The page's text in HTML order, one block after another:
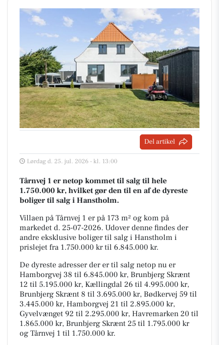
Del artikel
Lørdag d. 25. jul. 2026 - kl. 13:00
Tårnvej 1 er netop kommet til salg til hele
1.750.000 kr, hvilket gør den til en af de dyreste
boliger til salg i Hanstholm.
Villaen på Tårnvej 1 er på 173 m² og kom på
markedet d. 25-07-2026. Udover denne findes der
andre eksklusive boliger til salg i Hanstholm i
prislejet fra 1.750.000 kr til 6.845.000 kr.
De dyreste adresser der er til salg netop nu er
Hamborgvej 38 til 6.845.000 kr, Brunbjerg Skrænt
12 til 5.195.000 kr, Kællingdal 26 til 4.995.000 kr,
Brunbjerg Skrænt 8 til 3.695.000 kr, Bødkervej 59 til
3.445.000 kr, Hamborgvej 21 til 2.895.000 kr,
Gyvelvænget 92 til 2.295.000 kr, Havremarken 20 til
1.865.000 kr, Brunbjerg Skrænt 25 til 1.795.000 kr
og Tårnvej 1 til 1.750.000 kr.